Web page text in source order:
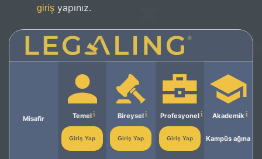
giriş yapınız.
Misafir Temel
Giriş Yap
Bireysel
Giriş Yap
Profesyonel
Giriş Yap
Akademik
Kampüs ağına